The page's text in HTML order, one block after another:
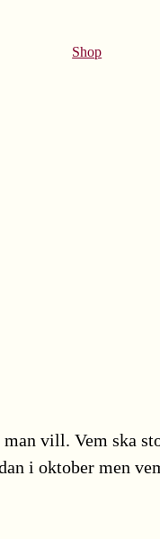
Shop
vill. Vem ska
i oktober men